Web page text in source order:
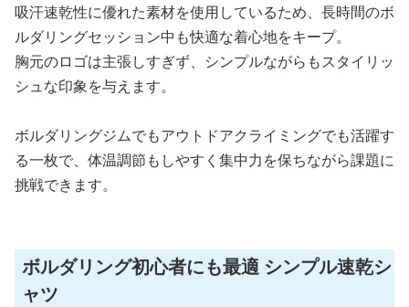
吸汗速乾性に優れた素材を使用しているため、長時間のボ
ルダリングセッション中も快適な着心地をキープ。
胸元のロゴは主張しすぎず、シンプルながらもスタイリッ
シュな印象を与えます。
ボルダリングジムでもアウトドアクライミングでも活躍す
る一枚で、体温調節もしやすく集中力を保ちながら課題に
挑戦できます。
ボルダリング初心者にも最適 シンプル速乾シ
ャツ